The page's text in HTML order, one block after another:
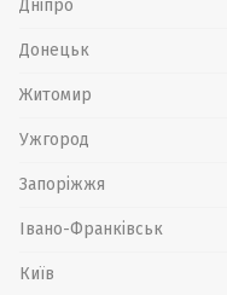
Дніпро
Донецьк
Житомир
Ужгород
Запоріжжя
Івано-Франківськ
Київ